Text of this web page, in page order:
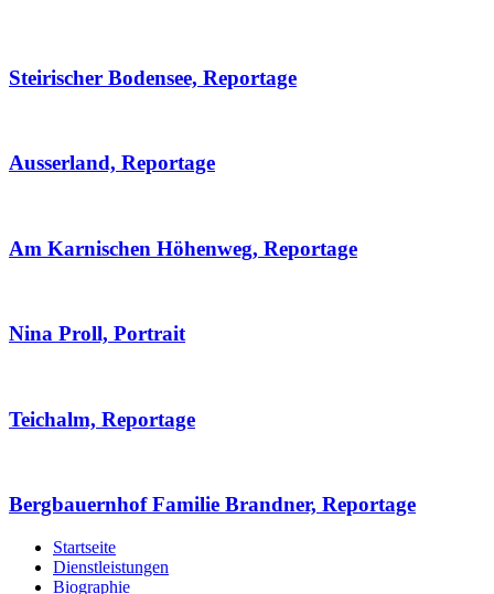
Steirischer Bodensee, Reportage
Ausserland, Reportage
Am Karnischen Höhenweg, Reportage
Nina Proll, Portrait
Teichalm, Reportage
Bergbauernhof Familie Brandner, Reportage
Startseite
Dienstleistungen
Biographie